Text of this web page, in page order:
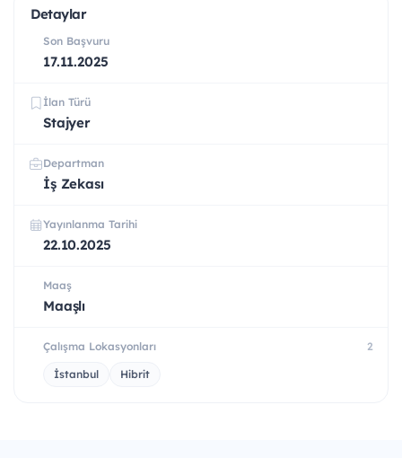
Detaylar
Son Başvuru
17.11.2025
İlan Türü
Stajyer
Departman
İş Zekası
Yayınlanma Tarihi
22.10.2025
Maaş
Maaşlı
Çalışma Lokasyonları 2
İstanbul Hibrit